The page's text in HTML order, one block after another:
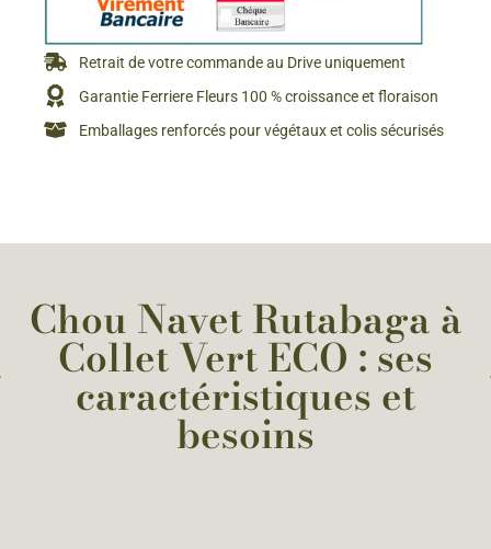
Retrait de votre commande au Drive uniquement
Garantie Ferriere Fleurs 100 % croissance et floraison
Emballages renforcés pour végétaux et colis sécurisés
Chou Navet Rutabaga à
Collet Vert ECO : ses
caractéristiques et
besoins